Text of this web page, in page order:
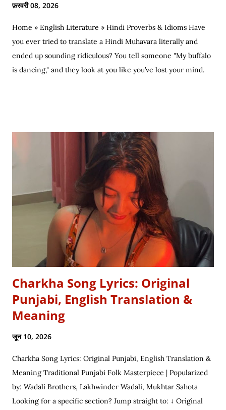
फ़रवरी 08, 2026
Home » English Literature » Hindi Proverbs & Idioms Have
you ever tried to translate a Hindi Muhavara literally and
ended up sounding ridiculous? You tell someone "My buffalo
is dancing," and they look at you like you’ve lost your mind.
is Dancing"! Learn the correct English equivalents for famous
Hindi idioms before your next exam. In 2010, the internet
struggled to find the meaning of "Sau sonaar ki, ek lohaar ki."
We are here to settle that debate once and for all. Whether
you are a student eyeing the lucrative RBI Rajbhasha Adhikari
Salary & Job Profile , a scholar researching Vidyapati...
Charkha Song Lyrics: Original
Punjabi, English Translation &
Meaning
जून 10, 2026
Charkha Song Lyrics: Original Punjabi, English Translation &
Meaning Traditional Punjabi Folk Masterpiece | Popularized
by: Wadali Brothers, Lakhwinder Wadali, Mukhtar Sahota
Looking for a specific section? Jump straight to: ↓ Original